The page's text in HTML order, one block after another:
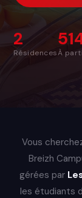
2
RésidencesÀ
Vous
Breizh
gérées par
les étudiants